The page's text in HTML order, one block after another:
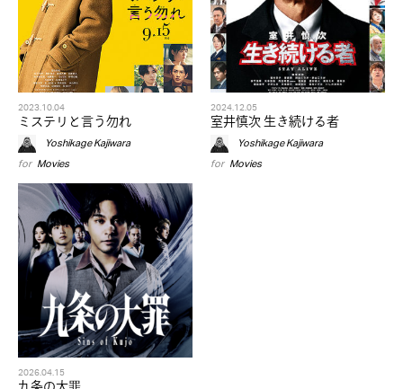
2023.10.04
ミステリと言う勿れ
Yoshikage Kajiwara
for Movies
2024.12.05
室井慎次 生き続ける者
Yoshikage Kajiwara
for Movies
2026.04.15